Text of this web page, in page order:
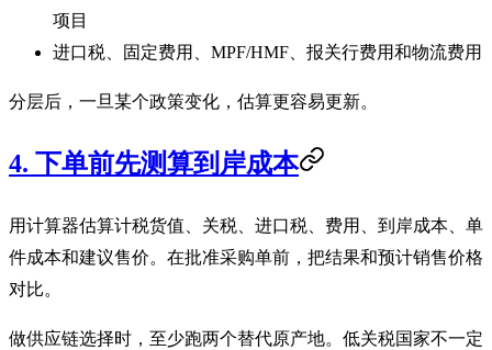
项目
进口税、固定费用、MPF/HMF、报关行费用和物流费用
分层后，一旦某个政策变化，估算更容易更新。
4. 下单前先测算到岸成本
用计算器估算计税货值、关税、进口税、费用、到岸成本、单
件成本和建议售价。在批准采购单前，把结果和预计销售价格
对比。
做供应链选择时，至少跑两个替代原产地。低关税国家不一定